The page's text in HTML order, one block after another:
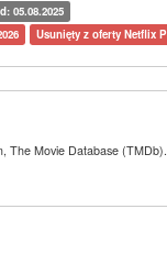
05.08.2025
Usunięty z oferty Netflix
The Movie Database